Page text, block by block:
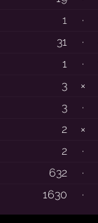
1
·
31
·
1
·
3
×
3
·
2
×
2
·
632
·
1630
·